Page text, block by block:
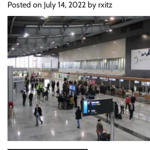
Posted on July 14, 2022 by rxitz